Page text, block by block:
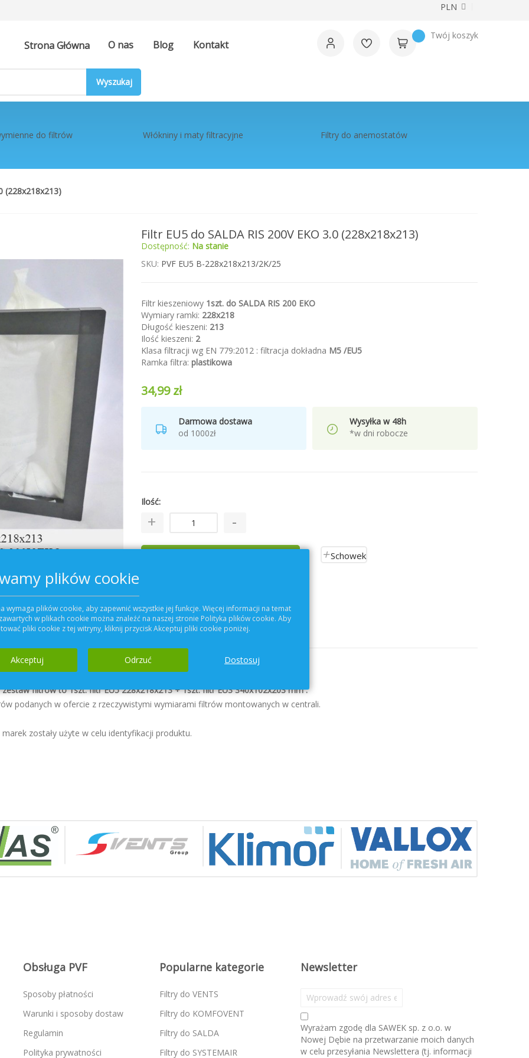
Waluta
PLN
Strona Główna O nas Blog Kontakt
Twój koszyk
do filtrów Włókniny i maty filtracyjne Filtry do anemostatów
(228x218x213)
Filtr EU5 do SALDA RIS 200V EKO 3.0 (228x218x213)
Dostępność: Na stanie
SKU PVF EU5 B-228x218x213/2K/25
Filtr kieszeniowy 1szt. do SALDA RIS 200 EKO
Wymiary ramki: 228x218
Długość kieszeni: 213
Ilość kieszeni: 2
Klasa filtracji wg EN 779:2012 : filtracja dokładna M5 /EU5
Ramka filtra: plastikowa
34,99 zł
Darmowa dostawa
od 1000zł
Wysyłka w 48h
*w dni robocze
Ilość
Schowek
Szczegóły
o wymiarach228x218x213mm do centraliSALDA RIS 200V
filtrów to 1szt. filtr EU5 228x218x213 + 1szt. filtr EU3 340x102x203 mm .
podanych w ofercie z rzeczywistymi wymiarami filtrów montowanych w centrali.
zostały użyte w celu identyfikacji produktu.
Obsługa PVF
Sposoby płatności
Warunki i sposoby dostaw
Regulamin
Polityka prywatności
Popularne kategorie
Filtry do VENTS
Filtry do KOMFOVENT
Filtry do SALDA
Filtry do SYSTEMAIR
Newsletter
b
s
k
r
Wyrażam zgodę dla SAWEK sp. z o.o. w
Nowej Dębie na przetwarzanie moich danych
w celu przesyłania Newslettera (tj. informacji
plików cookie
wymaga plików cookie, aby zapewnić wszystkie jej funkcje. Więcej informacji na temat
w plikach cookie można znaleźć na naszej stronie Polityka plików cookie. Aby
pliki cookie z tej witryny, kliknij przycisk Akceptuj pliki cookie poniżej.
Akceptuj Odrzuć Dostosuj